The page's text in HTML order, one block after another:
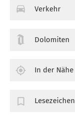
Verkehr
Dolomiten
In der Nähe
Lesezeichen